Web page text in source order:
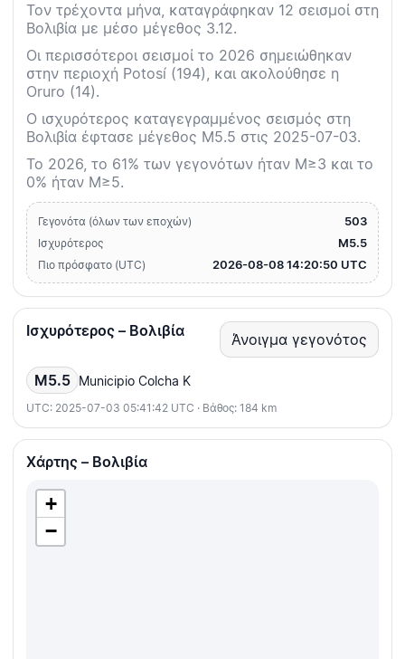
Τον τρέχοντα μήνα, καταγράφηκαν 12 σεισμοί στη
Βολιβία με μέσο μέγεθος 3.12.
Οι περισσότεροι σεισμοί το 2026 σημειώθηκαν
στην περιοχή Potosí (194), και ακολούθησε η
Oruro (14).
Ο ισχυρότερος καταγεγραμμένος σεισμός στη
Βολιβία έφτασε μέγεθος M5.5 στις 2025-07-03.
Το 2026, το 61% των γεγονότων ήταν M≥3 και το
0% ήταν M≥5.
Γεγονότα (όλων των εποχών) 503
Ισχυρότερος M5.5
Πιο πρόσφατο (UTC) 2026-08-08 14:20:50 UTC
Ισχυρότερος – Βολιβία Άνοιγμα γεγονότος
M5.5 Municipio Colcha K
UTC: 2025-07-03 05:41:42 UTC · Βάθος: 184 km
Χάρτης – Βολιβία
+
−